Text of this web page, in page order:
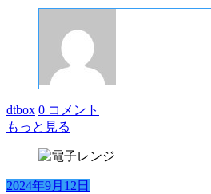
dtbox 0 コメント
もっと見る
2024年9月12日